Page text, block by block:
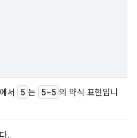
서 5 는 5-5 의 약식 표현입니
.